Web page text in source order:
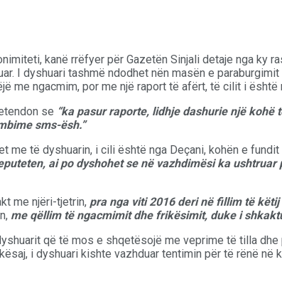
kanë rrëfyer për Gazetën Sinjali detaje nga ky
I dyshuari tashmë ndodhet nën masën e
me ngacmim, por me një raport të afërt, të cilit i
se “ka pasur raporte, lidhje dashurie një
sms-ësh.”
me të dyshuarin, i cili është nga Deçani, kohën e
ai po dyshohet se në vazhdimësi ka
me njëri-tjetrin, pra nga viti 2016 deri në fillim të
me qëllim të ngacmimit dhe frikësimit, duke i
që të mos e shqetësojë me veprime të tilla
i dyshuari kishte vazhduar tentimin për të rënë